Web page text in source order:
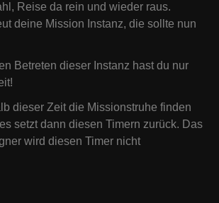
Reise da rein und wieder raus.
deine Mission Instanz, die sollte nun
Betreten dieser Instanz hast du nur
dieser Zeit die Missionstruhe finden
setzt dann diesen Timern zurück. Das
wird diesen Timer nicht